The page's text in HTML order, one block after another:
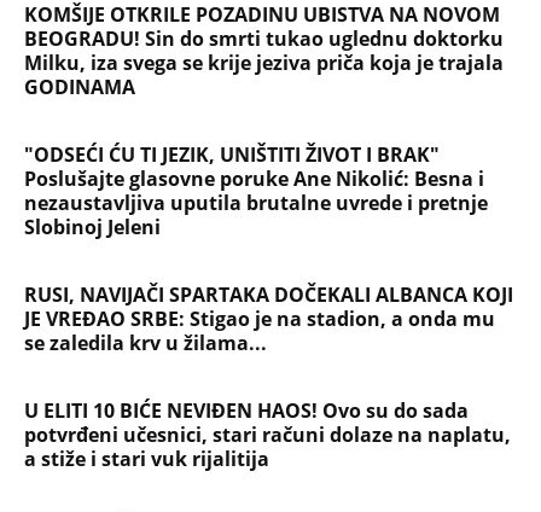
KOMŠIJE OTKRILE POZADINU UBISTVA NA NOVOM
BEOGRADU! Sin do smrti tukao uglednu doktorku
Milku, iza svega se krije jeziva priča koja je trajala
GODINAMA
"ODSEĆI ĆU TI JEZIK, UNIŠTITI ŽIVOT I BRAK"
Poslušajte glasovne poruke Ane Nikolić: Besna i
nezaustavljiva uputila brutalne uvrede i pretnje
Slobinoj Jeleni
RUSI, NAVIJAČI SPARTAKA DOČEKALI ALBANCA KOJI
JE VREĐAO SRBE: Stigao je na stadion, a onda mu
se zaledila krv u žilama...
U ELITI 10 BIĆE NEVIĐEN HAOS! Ovo su do sada
potvrđeni učesnici, stari računi dolaze na naplatu,
a stiže i stari vuk rijalitija